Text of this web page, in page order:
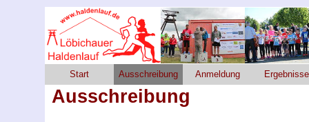
Start Ausschreibung Anmeldung Ergebnisse
Ausschreibung